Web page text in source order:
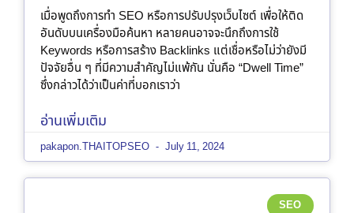
เมื่อพูดถึงการทำ SEO หรือการปรับปรุงเว็บไซต์ เพื่อให้ติด
อันดับบนเครื่องมือค้นหา หลายคนอาจจะนึกถึงการใช้
Keywords หรือการสร้าง Backlinks แต่เชื่อหรือไม่ว่ายังมี
ปัจจัยอื่น ๆ ที่มีความสำคัญไม่แพ้กัน นั่นคือ “Dwell Time”
ซึ่งกล่าวได้ว่าเป็นค่าที่บอกเราว่า
อ่านเพิ่มเติม
pakapon.THAITOPSEO July 11, 2024
SEO